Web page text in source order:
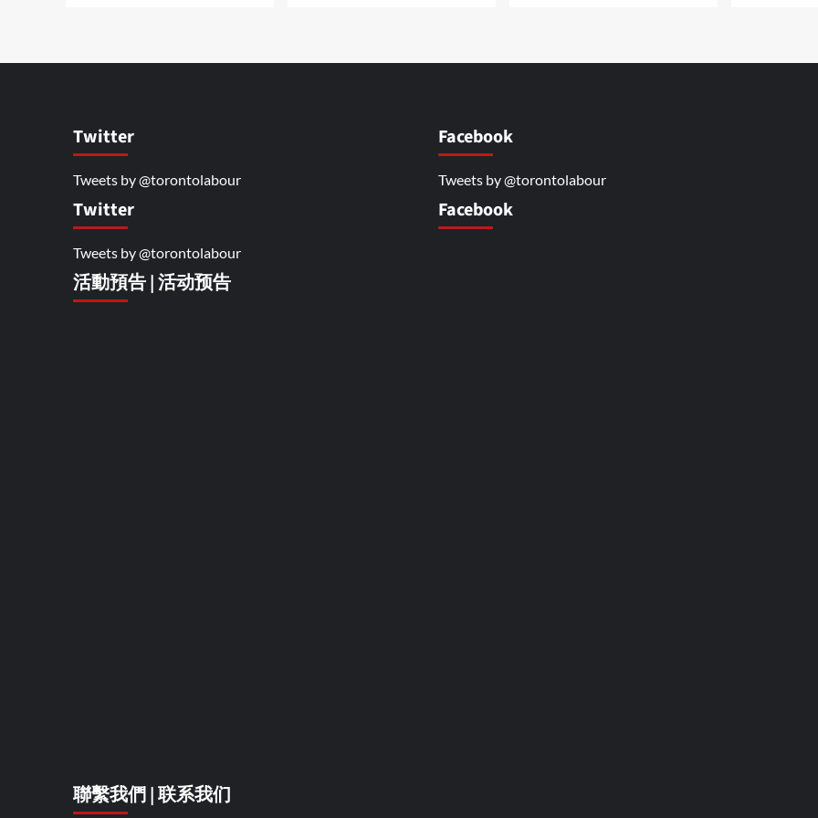
Twitter
Tweets by @torontolabour
Twitter
Tweets by @torontolabour
Facebook
Tweets by @torontolabour
Facebook
活動預告 | 活动预告
聯繫我們 | 联系我们